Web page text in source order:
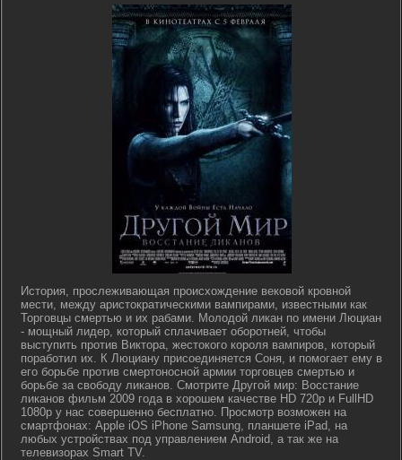
История, прослеживающая происхождение вековой кровной
мести, между аристократическими вампирами, известными как
Торговцы смертью и их рабами. Молодой ликан по имени Люциан
- мощный лидер, который сплачивает оборотней, чтобы
выступить против Виктора, жестокого короля вампиров, который
поработил их. К Люциану присоединяется Соня, и помогает ему в
его борьбе против смертоносной армии торговцев смертью и
борьбе за свободу ликанов. Смотрите Другой мир: Восстание
ликанов фильм 2009 года в хорошем качестве HD 720p и FullHD
1080p у нас совершенно бесплатно. Просмотр возможен на
смартфонах: Apple iOS iPhone Samsung, планшете iPad, на
любых устройствах под управлением Android, а так же на
телевизорах Smart TV.